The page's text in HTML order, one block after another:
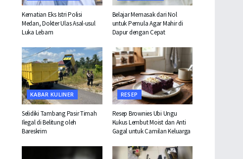
Kematian Eks Istri Polisi
Medan, Dokter Ulas Asal-usul
Luka Lebam
Belajar Memasak dari Nol
untuk Pemula Agar Mahir di
Dapur dengan Cepat
KABAR KULINER
Selidiki Tambang Pasir Timah
Ilegal di Belitung oleh
Bareskrim
RESEP
Resep Brownies Ubi Ungu
Kukus Lembut Moist dan Anti
Gagal untuk Camilan Keluarga